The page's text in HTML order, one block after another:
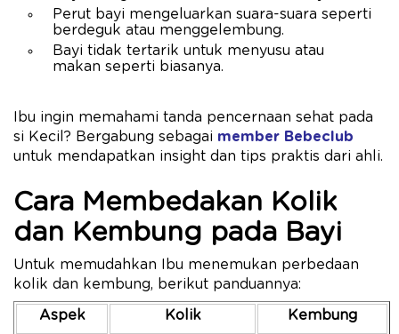
Perut bayi mengeluarkan suara-suara seperti
berdeguk atau menggelembung.
Bayi tidak tertarik untuk menyusu atau
makan seperti biasanya.
Ibu ingin memahami tanda pencernaan sehat pada
si Kecil? Bergabung sebagai member Bebeclub
untuk mendapatkan insight dan tips praktis dari ahli.
Cara Membedakan Kolik
dan Kembung pada Bayi
Untuk memudahkan Ibu menemukan perbedaan
kolik dan kembung, berikut panduannya:
Aspek Kolik Kembung